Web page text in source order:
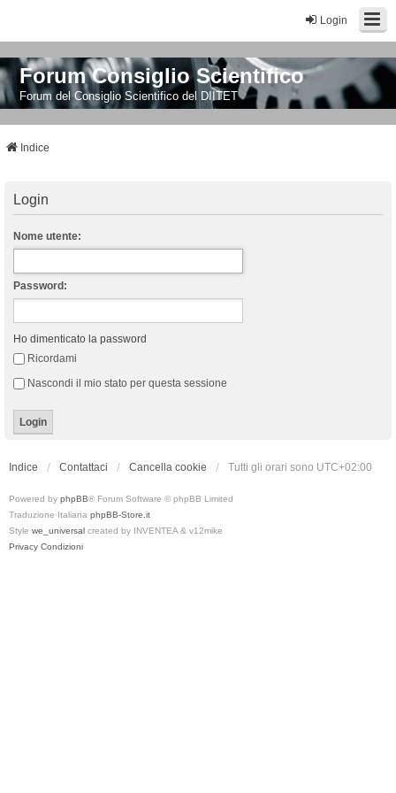
Login
Forum Consiglio Scientifico
Forum del Consiglio Scientifico del DIITET
Indice
Login
Nome utente:
Password:
Ho dimenticato la password
Ricordami
Nascondi il mio stato per questa sessione
Indice Contattaci Cancella cookie Tutti gli orari sono UTC+02:00
Powered by phpBB® Forum Software © phpBB Limited
Traduzione Italiana phpBB-Store.it
Style we_universal created by INVENTEA & v12mike
Privacy Condizioni